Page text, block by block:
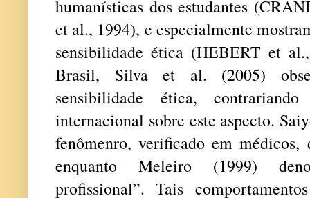
humanísticas dos estudantes
et al., 1994), e especialmente
sensibilidade ética (HEBERT et
Brasil, Silva et al. (2005)
sensibilidade ética,
internacional sobre este aspecto.
fenômenro, verificado em médicos,
enquanto Meleiro (1999)
profissional”. Tais